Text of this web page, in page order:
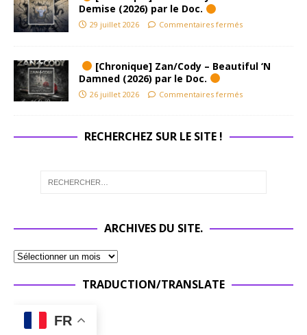
Demise (2026) par le Doc.
29 juillet 2026 Commentaires fermés
[Chronique] Zan/Cody – Beautiful ‘N
Damned (2026) par le Doc.
26 juillet 2026 Commentaires fermés
RECHERCHEZ SUR LE SITE !
ARCHIVES DU SITE.
TRADUCTION/TRANSLATE
FR